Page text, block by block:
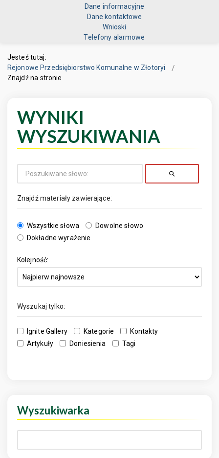
Dane informacyjne
Dane kontaktowe
Wnioski
Telefony alarmowe
Jesteś tutaj:
Rejonowe Przedsiębiorstwo Komunalne w Złotoryi
Znajdź na stronie
WYNIKI
WYSZUKIWANIA
Znajdź materiały zawierające:
Wszystkie słowa
Dowolne słowo
Dokładne wyrażenie
Kolejność:
Wyszukaj tylko:
Ignite Gallery Kategorie
Kontakty
Artykuły
Doniesienia Tagi
Wyszukiwarka